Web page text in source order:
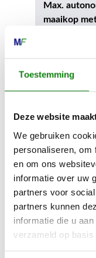
Toestemming
Deze website
We gebruiken
personaliseren, om
en om ons
informatie over uw
partners voor
partners kunnen
informatie die u
verzameld op basis
Max.
maaikop
Min.
maaikop
Max.
maaikop
80 min
Min.